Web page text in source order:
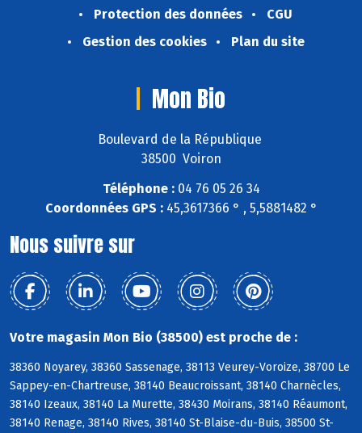
Protection des données
CGU
Gestion des cookies
Plan du site
Mon Bio
Boulevard de la République
38500 Voiron
Téléphone :04 76 05 26 34
Coordonnées GPS :45,3617366 ° , 5,5881482 °
Nous suivre sur
Votre magasin Mon Bio (38500) est proche de :
38360 Noyarey, 38360 Sassenage, 38113 Veurey-Voroize, 38700 Le
Sappey-en-Chartreuse, 38140 Beaucroissant, 38140 Charnècles,
38140 Izeaux, 38140 La Murette, 38430 Moirans, 38140 Réaumont,
38140 Renage, 38140 Rives, 38140 St-Blaise-du-Buis, 38500 St-